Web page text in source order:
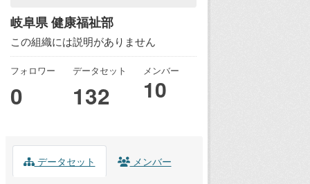
岐阜県 健康福祉部
この組織には説明がありません
フォロワー
0
データセット
132
メンバー
10
データセット メンバー